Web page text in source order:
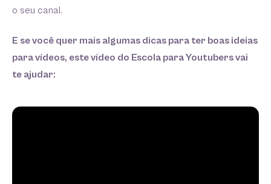
o seu canal.
E se você quer mais algumas dicas para ter boas ideias
para vídeos, este vídeo do Escola para Youtubers vai
te ajudar: